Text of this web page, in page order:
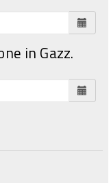
in Gazz.